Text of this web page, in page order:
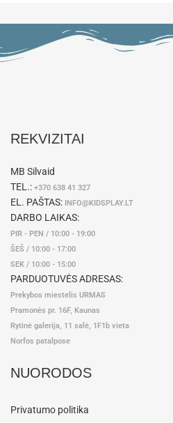
REKVIZITAI
MB Silvaid
TEL.: +370 638 41 327
EL. PAŠTAS: INFO@KIDSPLAY.LT
DARBO LAIKAS:
PIR - PEN / 10:00 - 19:00
ŠEŠ / 10:00 - 17:00
SEK / 10:00 - 15:00
PARDUOTUVĖS ADRESAS:
Prekybos miestelis URMAS
Pramonės pr. 16F, Kaunas
Rytinė galerija, 11 salė, 1F1b vieta
Norfos patalpose
NUORODOS
Privatumo politika